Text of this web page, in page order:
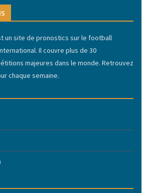
un site de pronostics sur le football
Il couvre plus de 30
majeures dans le monde. Retrouvez
chaque semaine.